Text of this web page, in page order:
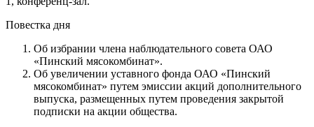
Повестка дня
Об избрании члена наблюдательного совета ОАО
«Пинский мясокомбинат».
Об увеличении уставного фонда ОАО «Пинский
мясокомбинат» путем эмиссии акций дополнительного
выпуска, размещенных путем проведения закрытой
подписки на акции общества.